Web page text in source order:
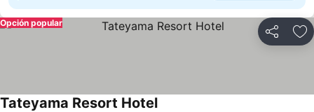
Compartir
Opción popular
Tateyama Resort Hotel